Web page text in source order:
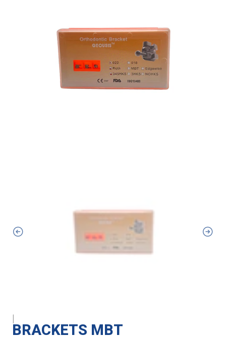
BRACKETS MBT